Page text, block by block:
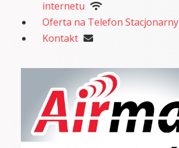
internetu
Oferta na Telefon Stacjonarny
Kontakt